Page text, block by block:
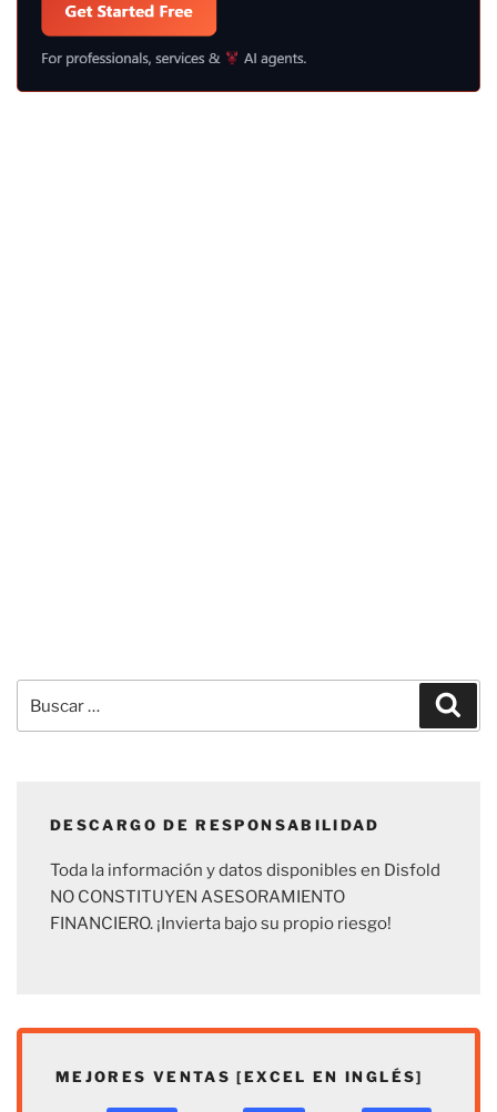
por:
DESCARGO DE RESPONSABILIDAD
Toda la información y datos disponibles en Disfold
NO CONSTITUYEN ASESORAMIENTO
FINANCIERO. ¡Invierta bajo su propio riesgo!
MEJORES VENTAS [EXCEL EN INGLÉS]